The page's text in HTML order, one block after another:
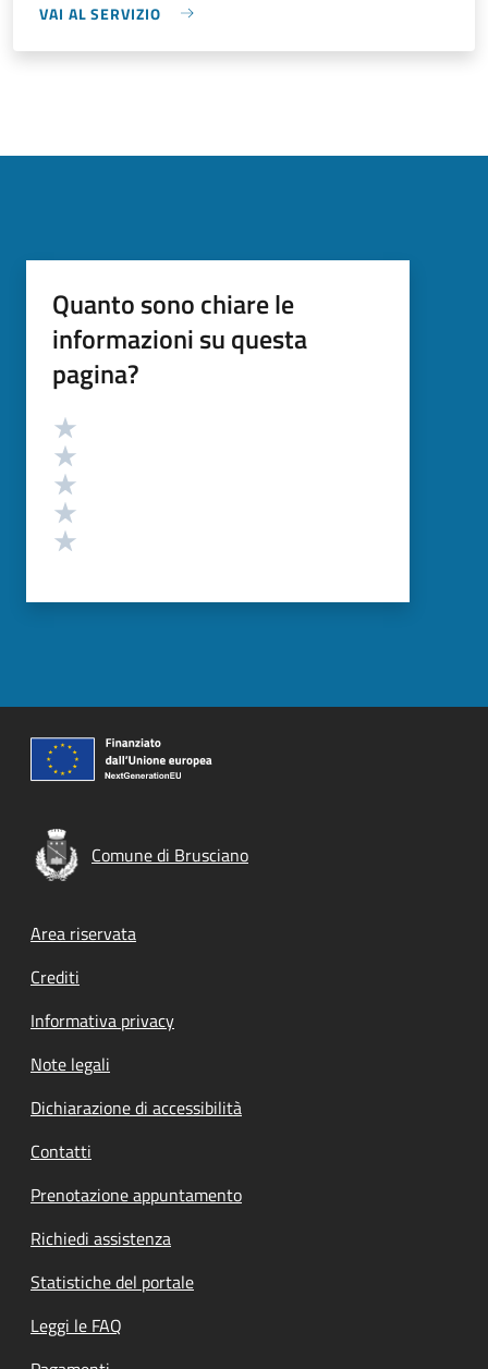
VAI AL SERVIZIO
Quanto sono chiare le
informazioni su questa
pagina?
Valutazione
Comune di Brusciano
Footer menu
Area riservata
Crediti
Informativa privacy
Note legali
Dichiarazione di accessibilità
Contatti
Prenotazione appuntamento
Richiedi assistenza
Statistiche del portale
Leggi le FAQ